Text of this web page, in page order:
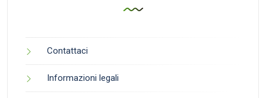
Contattaci
Informazioni legali